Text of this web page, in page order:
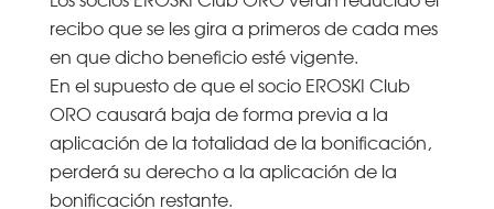
recibo que se les gira a primeros de cada mes
en que dicho beneficio esté vigente.
En el supuesto de que el socio EROSKI Club
ORO causará baja de forma previa a la
aplicación de la totalidad de la bonificación,
perderá su derecho a la aplicación de la
bonificación restante.